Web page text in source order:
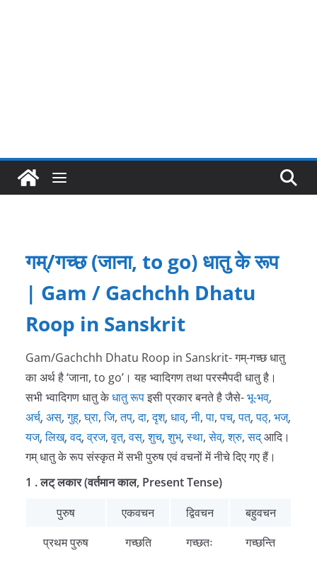
गम्/गच्छ (जाना, to go) धातु के रूप
| Gam / Gachchh Dhatu
Roop in Sanskrit
Gam/Gachchh Dhatu Roop in Sanskrit- गम्-गच्छ धातु
का अर्थ है ‘जाना, to go’। यह भ्वादिगण तथा परस्मैपदी धातु है।
सभी भ्वादिगण धातु केधातु रूपइसी प्रकार बनते है जैसे-भू-भव्,
अर्च्, अस्,गुह्,घ्रा,जि,तप्,दा,दृश्, धाव्,नी,पा,पच्,पत्,पठ्, भज्,
यज्,लिख्,वद्,व्रज,वृत्,वस्,शुच्,शुभ्,स्था,सेव्,श्रु,सद्आदि।
गम् धातु के रूप संस्कृत में सभी पुरुष एवं वचनों में नीचे दिए गए हैं।
1 . लट् लकार (वर्तमान काल, Present Tense)
पुरुष
एकवचन द्विवचन
बहुवचन
प्रथम पुरुष
गच्छति गच्छतः
गच्छन्ति